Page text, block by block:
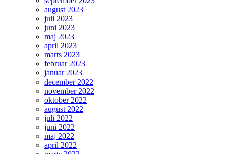
august 2023
juli 2023
juni 2023
maj 2023
april 2023
marts 2023
februar 2023
januar 2023
december 2022
november 2022
oktober 2022
august 2022
juli 2022
juni 2022
maj 2022
april 2022